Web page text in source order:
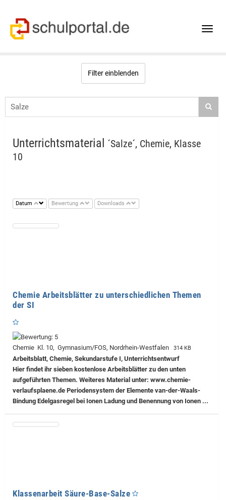
Toggle
Filter einblenden
Unterrichtsmaterial ´Salze´, Chemie, Klasse
10
Datum Bewertung Downloads
Chemie Arbeitsblätter zu unterschiedlichen Themen
der SI
Chemie Kl. 10, Gymnasium/FOS, Nordrhein-Westfalen 314 KB
Arbeitsblatt, Chemie, Sekundarstufe I, Unterrichtsentwurf
Hier findet ihr sieben kostenlose Arbeitsblätter zu den unten
aufgeführten Themen. Weiteres Material unter: www.chemie-
verlaufsplaene.de Periodensystem der Elemente van-der-Waals-
Bindung Edelgasregel bei Ionen Ladung und Benennung von Ionen ...
Klassenarbeit Säure-Base-Salze